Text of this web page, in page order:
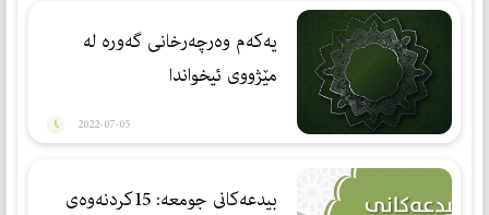
یەكەم وەرچەرخانی گەورە لە
مێژووی ئیخواندا
2022-07-05
بيدعه‌كانى جومعه‌: 15كردنه‌وه‌ى